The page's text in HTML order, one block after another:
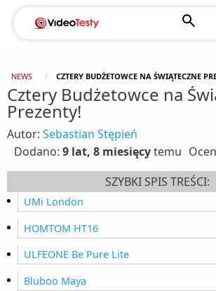
NEWS CZTERY BUDŻETOWCE NA ŚWIĄTECZNE
Cztery Budżetowce na
Prezenty!
Autor: Sebastian Stępień
Dodano: 9 lat, 8 miesięcytemu
SZYBKI SPIS TREŚCI:
UMi London
HOMTOM HT16
ULFEONE Be Pure Lite
Bluboo Maya